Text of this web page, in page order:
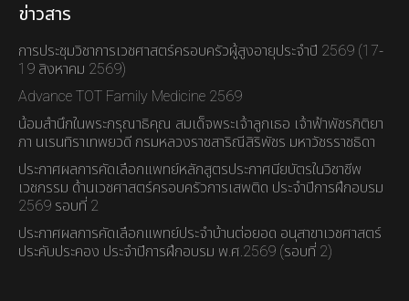
ข่าวสาร
การประชุมวิชาการเวชศาสตร์ครอบครัวผู้สูงอายุประจำปี 2569 (17-
19 สิงหาคม 2569)
Advance TOT Family Medicine 2569
น้อมสำนึกในพระกรุณาธิคุณ สมเด็จพระเจ้าลูกเธอ เจ้าฟ้าพัชรกิติยา
ภา นเรนทิราเทพยวดี กรมหลวงราชสาริณีสิริพัชร มหาวัชรราชธิดา
ประกาศผลการคัดเลือกแพทย์หลักสูตรประกาศนียบัตรในวิชาชีพ
เวชกรรม ด้านเวชศาสตร์ครอบครัวการเสพติด ประจำปีการฝึกอบรม
2569 รอบที่ 2
ประกาศผลการคัดเลือกแพทย์ประจำบ้านต่อยอด อนุสาขาเวชศาสตร์
ประคับประคอง ประจำปีการฝึกอบรม พ.ศ.2569 (รอบที่ 2)